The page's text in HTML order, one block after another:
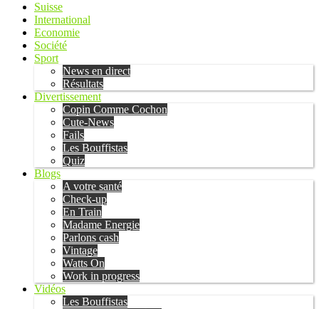
Suisse
International
Economie
Société
Sport
News en direct
Résultats
Divertissement
Copin Comme Cochon
Cute-News
Fails
Les Bouffistas
Quiz
Blogs
A votre santé
Check-up
En Train
Madame Energie
Parlons cash
Vintage
Watts On
Work in progress
Vidéos
Les Bouffistas